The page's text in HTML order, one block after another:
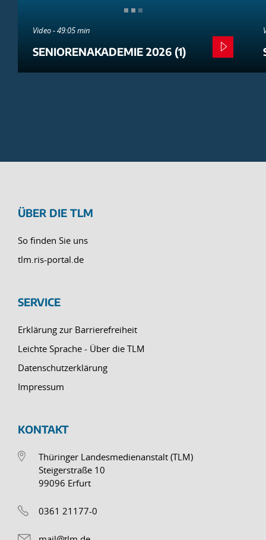
Video - 49:05 min
SENIORENAKADEMIE 2026 (1)
ÜBER DIE TLM
So finden Sie uns
tlm.ris-portal.de
SERVICE
Erklärung zur Barrierefreiheit
Leichte Sprache - Über die TLM
Datenschutzerklärung
Impressum
KONTAKT
Thüringer Landesmedienanstalt (TLM)
Steigerstraße 10
99096 Erfurt
0361 21177-0